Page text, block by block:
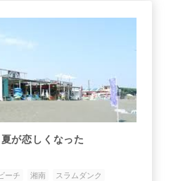
が恋しくなった
ーチ 湘南 スラムダンク